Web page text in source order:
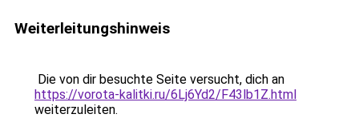
Weiterleitungshinweis
Die von dir besuchte Seite versucht, dich an
https://vorota-kalitki.ru/6Lj6Yd2/F43lb1Z.html
weiterzuleiten.